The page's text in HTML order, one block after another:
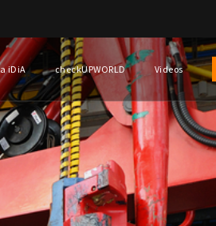
iDiA checkUPWORLD Videos